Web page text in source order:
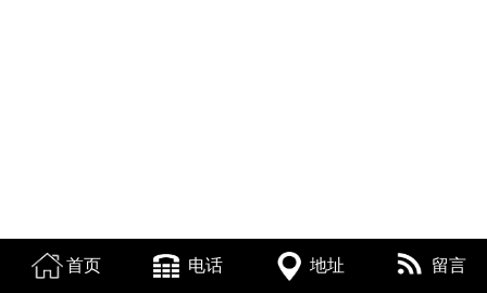
首页 电话 地址 留言